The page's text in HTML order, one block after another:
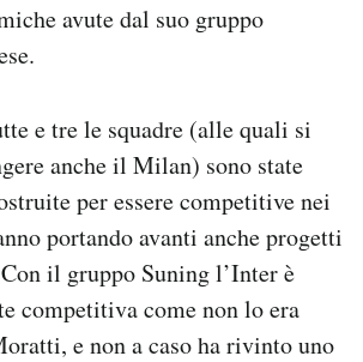
avute dal suo gruppo
e tre le squadre (alle quali si
anche il Milan) sono state
per essere competitive nei
portando avanti anche progetti
il gruppo Suning l’Inter è
competitiva come non lo era
e non a caso ha rivinto uno